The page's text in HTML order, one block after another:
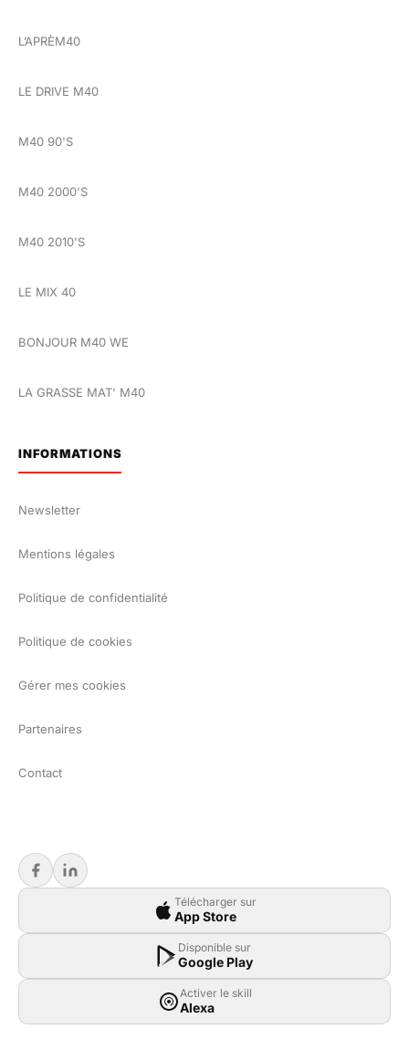
L’APRÈM40
LE DRIVE M40
M40 90'S
M40 2000'S
M40 2010'S
LE MIX 40
BONJOUR M40 WE
LA GRASSE MAT' M40
INFORMATIONS
Newsletter
Mentions légales
Politique de confidentialité
Politique de cookies
Gérer mes cookies
Partenaires
Contact
Télécharger sur
App Store
Disponible sur
Google Play
Activer le skill
Alexa